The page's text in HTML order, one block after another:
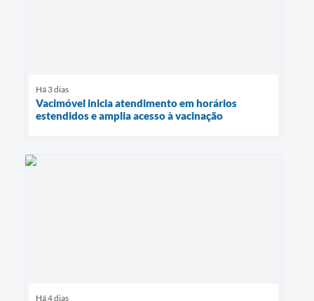
Há 3 dias
Vacimóvel inicia atendimento em horários
estendidos e amplia acesso à vacinação
Há 4 dias